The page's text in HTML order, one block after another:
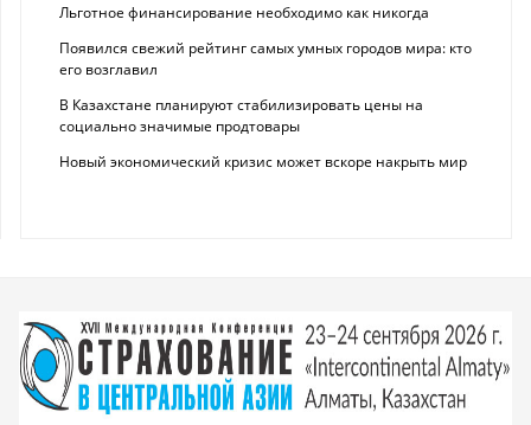
Льготное финансирование необходимо как никогда
Появился свежий рейтинг самых умных городов мира: кто
его возглавил
В Казахстане планируют стабилизировать цены на
социально значимые продтовары
Новый экономический кризис может вскоре накрыть мир